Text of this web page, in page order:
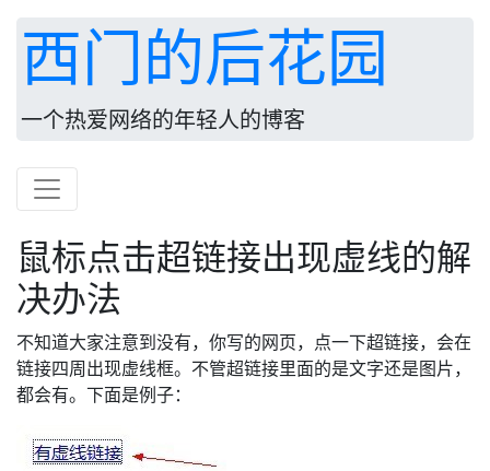
西门的后花园
一个热爱网络的年轻人的博客
鼠标点击超链接出现虚线的解
决办法
不知道大家注意到没有，你写的网页，点一下超链接，会在
链接四周出现虚线框。不管超链接里面的是文字还是图片，
都会有。下面是例子：